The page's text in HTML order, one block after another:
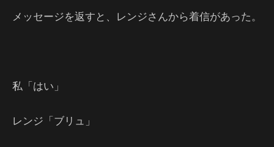
メッセージを返すと、レンジさんから着信があった。
私「はい」
レンジ「ブリュ」